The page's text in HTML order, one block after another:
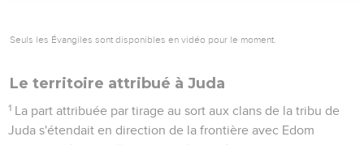
Seuls les Évangiles sont disponibles en vidéo pour le moment.
Le territoire attribué à Juda
1 La part attribuée par tirage au sort aux clans de la tribu de
Juda s'étendait en direction de la frontière avec Edom